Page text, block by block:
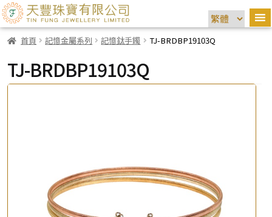
首頁 記憶金屬系列 記憶鈦手鐲 TJ-BRDBP19103Q
TJ-BRDBP19103Q